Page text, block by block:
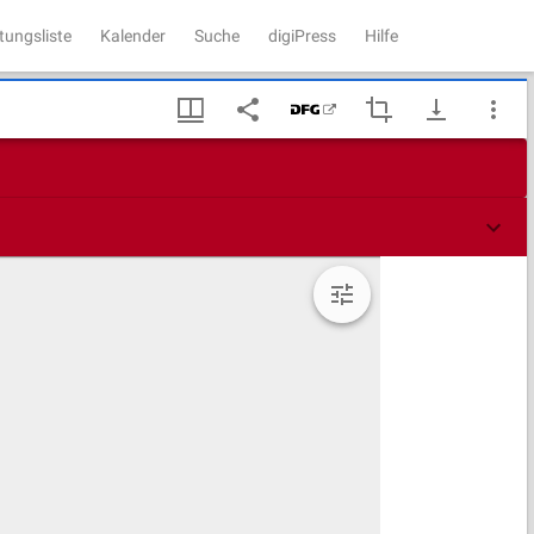
Kalender Suche digiPress Hilfe